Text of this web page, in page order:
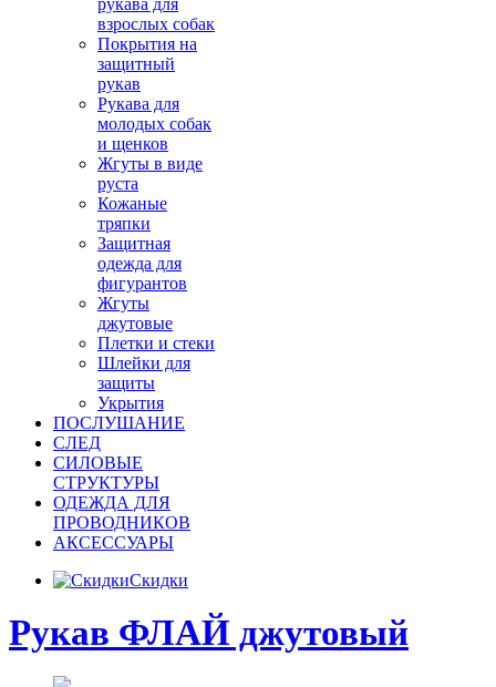
взрослых собак
Покрытия на
защитный
рукав
Рукава для
молодых собак
и щенков
Жгуты в виде
руста
Кожаные
тряпки
Защитная
одежда для
фигурантов
Жгуты
джутовые
Плетки и стеки
Шлейки для
защиты
Укрытия
ПОСЛУШАНИЕ
СЛЕД
СИЛОВЫЕ
СТРУКТУРЫ
ОДЕЖДА ДЛЯ
ПРОВОДНИКОВ
АКСЕССУАРЫ
Скидки
Рукав ФЛАЙ джутовый